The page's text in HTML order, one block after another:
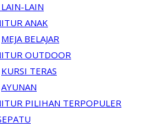
LAIN
ANAK
MEJA BELAJAR
OUTDOOR
KURSI TERAS
AYUNAN
PILIHAN TERPOPULER